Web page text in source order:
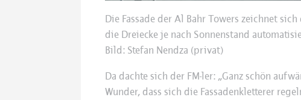
Die Fassade der Al Bahr Towers zeichnet
die Dreiecke je nach Sonnenstand
Bild: Stefan Nendza (privat)
Da dachte sich der FM-ler: „Ganz schön
Wunder, dass sich die Fassadenkletterer